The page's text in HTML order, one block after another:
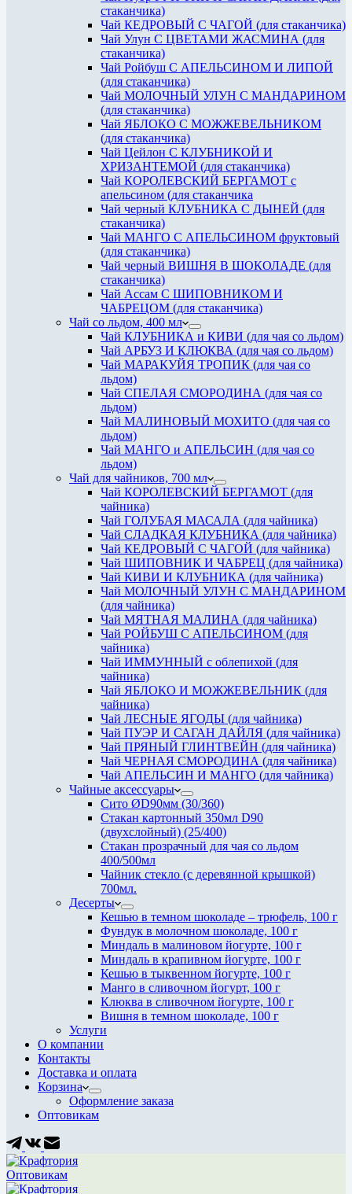
стаканчика)
Чай КЕДРОВЫЙ С ЧАГОЙ (для стаканчика)
Чай Улун С ЦВЕТАМИ ЖАСМИНА (для
стаканчика)
Чай Ройбуш С АПЕЛЬСИНОМ И ЛИПОЙ
(для стаканчика)
Чай МОЛОЧНЫЙ УЛУН С МАНДАРИНОМ
(для стаканчика)
Чай ЯБЛОКО С МОЖЖЕВЕЛЬНИКОМ
(для стаканчика)
Чай Цейлон С КЛУБНИКОЙ И
ХРИЗАНТЕМОЙ (для стаканчика)
Чай КОРОЛЕВСКИЙ БЕРГАМОТ с
апельсином (для стаканчика
Чай черный КЛУБНИКА С ДЫНЕЙ (для
стаканчика)
Чай МАНГО С АПЕЛЬСИНОМ фруктовый
(для стаканчика)
Чай черный ВИШНЯ В ШОКОЛАДЕ (для
стаканчика)
Чай Ассам С ШИПОВНИКОМ И
ЧАБРЕЦОМ (для стаканчика)
Чай со льдом, 400 мл
Чай КЛУБНИКА и КИВИ (для чая со льдом)
Чай АРБУЗ И КЛЮКВА (для чая со льдом)
Чай МАРАКУЙЯ ТРОПИК (для чая со
льдом)
Чай СПЕЛАЯ СМОРОДИНА (для чая со
льдом)
Чай МАЛИНОВЫЙ МОХИТО (для чая со
льдом)
Чай МАНГО и АПЕЛЬСИН (для чая со
льдом)
Чай для чайников, 700 мл
Чай КОРОЛЕВСКИЙ БЕРГАМОТ (для
чайника)
Чай ГОЛУБАЯ МАСАЛА (для чайника)
Чай СЛАДКАЯ КЛУБНИКА (для чайника)
Чай КЕДРОВЫЙ С ЧАГОЙ (для чайника)
Чай ШИПОВНИК И ЧАБРЕЦ (для чайника)
Чай КИВИ И КЛУБНИКА (для чайника)
Чай МОЛОЧНЫЙ УЛУН С МАНДАРИНОМ
(для чайника)
Чай МЯТНАЯ МАЛИНА (для чайника)
Чай РОЙБУШ С АПЕЛЬСИНОМ (для
чайника)
Чай ИММУННЫЙ с облепихой (для
чайника)
Чай ЯБЛОКО И МОЖЖЕВЕЛЬНИК (для
чайника)
Чай ЛЕСНЫЕ ЯГОДЫ (для чайника)
Чай ПУЭР И САГАН ДАЙЛЯ (для чайника)
Чай ПРЯНЫЙ ГЛИНТВЕЙН (для чайника)
Чай ЧЕРНАЯ СМОРОДИНА (для чайника)
Чай АПЕЛЬСИН И МАНГО (для чайника)
Чайные аксессуары
Сито ØD90мм (30/360)
Стакан картонный 350мл D90
(двухслойный) (25/400)
Стакан прозрачный для чая со льдом
400/500мл
Чайник стекло (с деревянной крышкой)
700мл.
Десерты
Кешью в темном шоколаде – трюфель, 100 г
Фундук в молочном шоколаде, 100 г
Миндаль в малиновом йогурте, 100 г
Миндаль в крапивном йогурте, 100 г
Кешью в тыквенном йогурте, 100 г
Манго в сливочном йогурт, 100 г
Клюква в сливочном йогурте, 100 г
Вишня в темном шоколаде, 100 г
Услуги
О компании
Контакты
Доставка и оплата
Корзина
Оформление заказа
Оптовикам
Оптовикам